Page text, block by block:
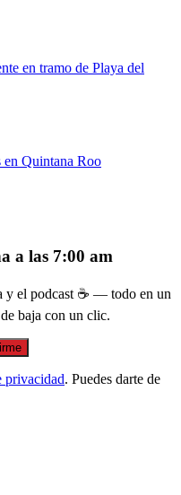
en tramo de Playa del
en Quintana Roo
a las 7:00 am
y el podcast ☕ — todo en un
baja con un clic.
privacidad. Puedes darte de